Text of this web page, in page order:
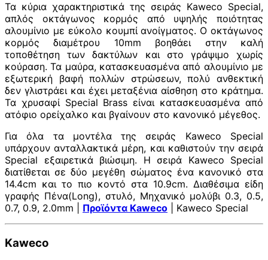
Τα κύρια χαρακτηριστικά της σειράς Kaweco Special,
απλός οκτάγωνος κορμός από υψηλής ποιότητας
αλουμίνιο με εύκολο κουμπί ανοίγματος. Ο οκτάγωνος
κορμός διαμέτρου 10mm βοηθάει στην καλή
τοποθέτηση των δακτύλων και στο γράψιμο χωρίς
κούραση. Τα μαύρα, κατασκευασμένα από αλουμίνιο με
εξωτερική βαφή πολλών στρώσεων, πολύ ανθεκτική
δεν γλιστράει και έχει μεταξένια αίσθηση στο κράτημα.
Τα χρυσαφί Special Brass είναι κατασκευασμένα από
ατόφιο ορείχαλκο και βγαίνουν στο κανονικό μέγεθος.
Για όλα τα μοντέλα της σειράς Kaweco Special
υπάρχουν ανταλλακτικά μέρη, και καθιστούν την σειρά
Special εξαιρετικά βιώσιμη. Η σειρά Kaweco Special
διατίθεται σε δύο μεγέθη σώματος ένα κανονικό στα
14.4cm και το πιο κοντό στα 10.9cm. Διαθέσιμα είδη
γραφής Πένα(Long), στυλό, Μηχανικό μολύβι 0.3, 0.5,
0.7, 0.9, 2.0mm | Προϊόντα Kaweco | Kaweco Special
Kaweco